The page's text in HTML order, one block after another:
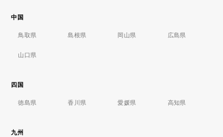
中国
鳥取県 島根県 岡山県 広島県
山口県
四国
徳島県 香川県 愛媛県 高知県
九州